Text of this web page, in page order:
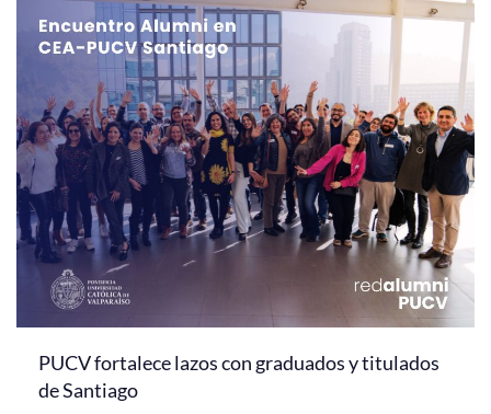
PUCV fortalece lazos con graduados y titulados
de Santiago